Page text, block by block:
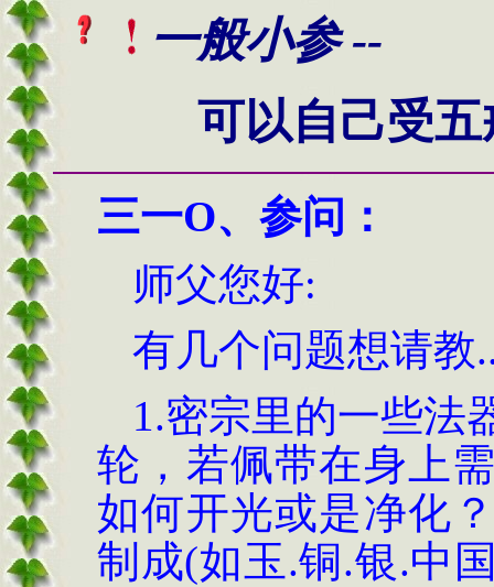
一般小参 --
可以自己受
三一O、 参问 ：
师父您好:
有几个问题想请教
1.密宗里的一些法
轮 ， 若佩带在身上
如何开光或是净化
制成(如玉.铜.银.中